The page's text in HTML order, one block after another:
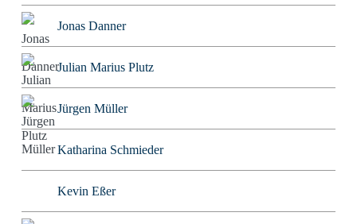
Jonas Danner
Julian Marius Plutz
Jürgen Müller
Katharina Schmieder
Kevin Eßer